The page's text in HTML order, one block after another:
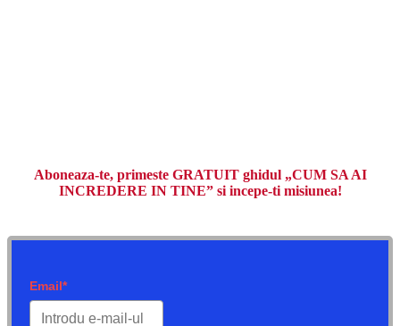
Aboneaza-te, primeste GRATUIT ghidul „CUM SA AI
INCREDERE IN TINE” si incepe-ti misiunea!
Email*